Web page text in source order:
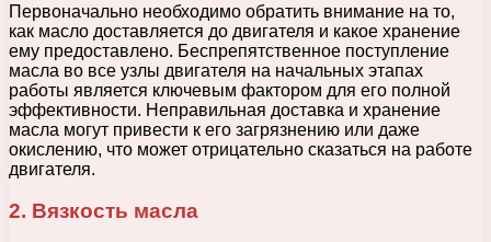
Первоначально необходимо обратить внимание на то,
как масло доставляется до двигателя и какое хранение
ему предоставлено. Беспрепятственное поступление
масла во все узлы двигателя на начальных этапах
работы является ключевым фактором для его полной
эффективности. Неправильная доставка и хранение
масла могут привести к его загрязнению или даже
окислению, что может отрицательно сказаться на работе
двигателя.
2. Вязкость масла